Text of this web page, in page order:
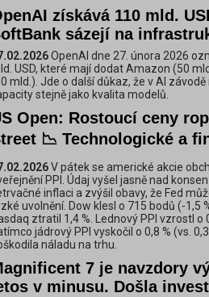
získává 110 mld.
sázejí na
OpenAI dne 27. února 2026
USD, které mají dodat Amazon (50
mld.). Jde o další důkaz, že v AI
stejně jako kvalita modelů.
Open: Rostoucí ceny
📉 Technologické a
V pátek se americké akcie
PPI. Údaj vyšel jasně nad
inflaci a zvýšil obavy, že Fed
uvolnění. Dow klesl o 715 bodů (-1,5
ztratil 1,4 %. Lednový PPI vzrostl o
jádrový PPI vyskočil o 0,8 % (vs.
náladu na trhu.
7 je navzdory
v minusu. Došla